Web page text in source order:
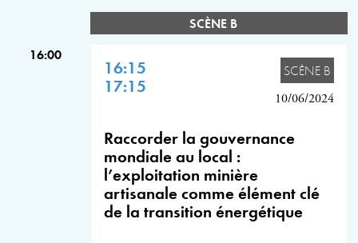
SCÈNE B
16:00
16:15
17:15
SCÈNE B
10/06/2024
Raccorder la gouvernance
mondiale au local :
l’exploitation minière
artisanale comme élément clé
de la transition énergétique